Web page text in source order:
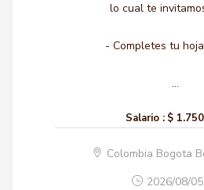
lo cual te
- Completes tu
...
Salario : $
Colombia Bogota
2026/08/05